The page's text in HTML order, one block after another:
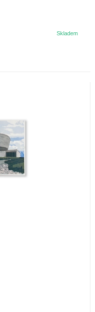
Skladem